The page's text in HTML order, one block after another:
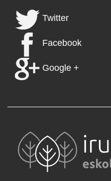
Twitter
Facebook
Google +